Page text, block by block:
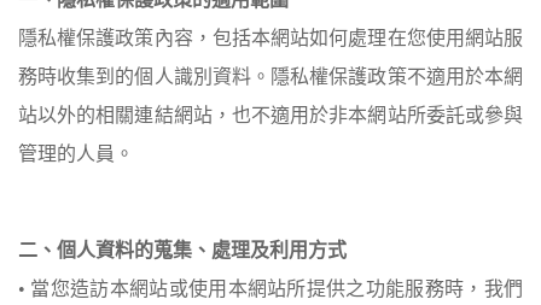
隱私權保護政策內容，包括本網站如何處理在您使用網站服
務時收集到的個人識別資料。隱私權保護政策不適用於本網
站以外的相關連結網站，也不適用於非本網站所委託或參與
管理的人員。
二、個人資料的蒐集、處理及利用方式
• 當您造訪本網站或使用本網站所提供之功能服務時，我們